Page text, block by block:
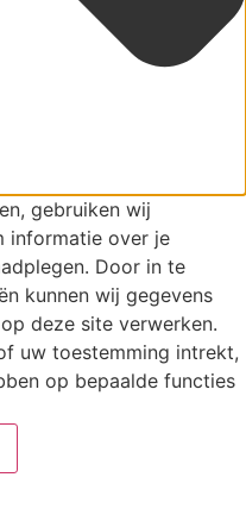
gebruiken wij
informatie over je
Door in te
kunnen wij gegevens
deze site verwerken.
uw toestemming intrekt,
op bepaalde functies